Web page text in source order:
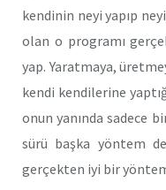
kendinin neyi yapıp
olan o programı
yap. Yaratmaya,
kendi kendilerine
onun yanında sadece
sürü başka yöntem
gerçekten iyi bir